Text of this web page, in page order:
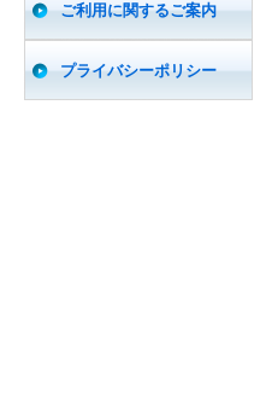
ご利用に関するご案内
プライバシーポリシー